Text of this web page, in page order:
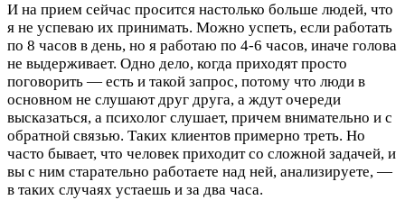
И на прием сейчас просится настолько больше людей, что
я не успеваю их принимать. Можно успеть, если работать
по 8 часов в день, но я работаю по 4-6 часов, иначе голова
не выдерживает. Одно дело, когда приходят просто
поговорить — есть и такой запрос, потому что люди в
основном не слушают друг друга, а ждут очереди
высказаться, а психолог слушает, причем внимательно и с
обратной связью. Таких клиентов примерно треть. Но
часто бывает, что человек приходит со сложной задачей, и
вы с ним старательно работаете над ней, анализируете, —
в таких случаях устаешь и за два часа.